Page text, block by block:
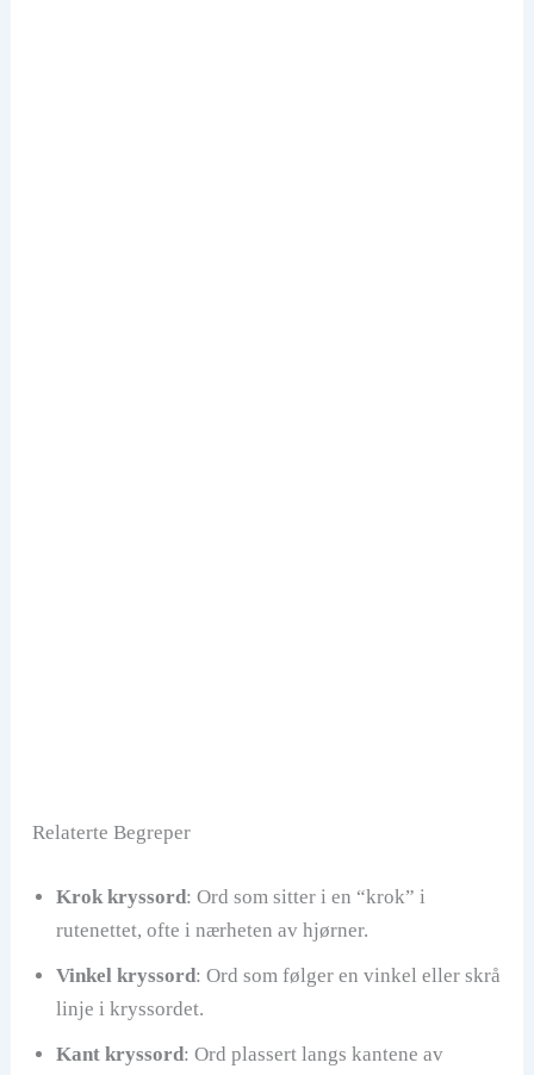
Relaterte Begreper
Krok kryssord: Ord som sitter i en “krok” i
rutenettet, ofte i nærheten av hjørner.
Vinkel kryssord: Ord som følger en vinkel eller skrå
linje i kryssordet.
Kant kryssord: Ord plassert langs kantene av